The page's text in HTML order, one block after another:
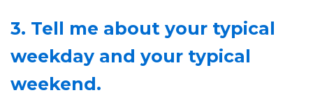
3. Tell me about your typical
weekday and your typical
weekend.